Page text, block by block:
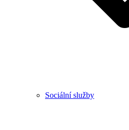
Sociální služby